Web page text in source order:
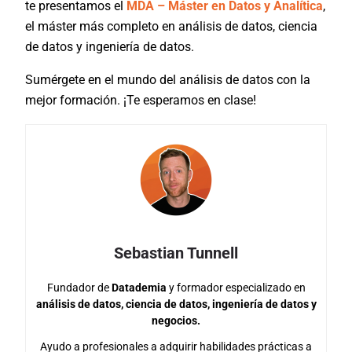
te presentamos el MDA – Máster en Datos y Analítica,
el máster más completo en análisis de datos, ciencia
de datos y ingeniería de datos.
Sumérgete en el mundo del análisis de datos con la
mejor formación. ¡Te esperamos en clase!
Sebastian Tunnell
Fundador deDatademia y formador especializado en
análisis de datos, ciencia de datos, ingeniería de datos y
negocios.
Ayudo a profesionales a adquirir habilidades prácticas a